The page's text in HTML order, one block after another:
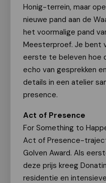
Honig-terrein, maar
nieuwe pand aan de
het voormalige pand
Meesterproef. Je bent
eerste te beleven hoe
echo van gesprekken
details in een atelier
presence.
Act of Presence
For Something to
Act of Presence-
Golven Award. Als
deze prijs kreeg
residentie en